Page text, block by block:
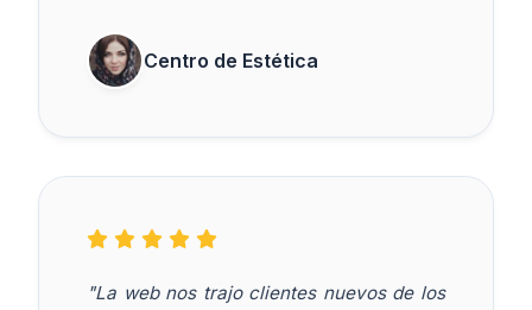
Centro de Estética
"La web nos trajo clientes nuevos de los